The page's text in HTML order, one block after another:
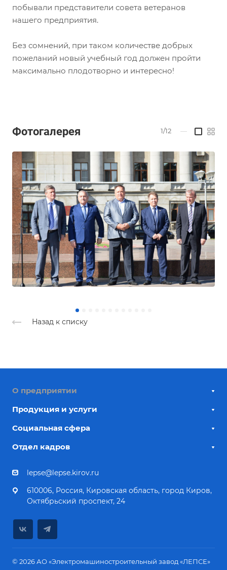
побывали представители совета ветеранов
нашего предприятия.
Без сомнений, при таком количестве добрых
пожеланий новый учебный год должен пройти
максимально плодотворно и интересно!
Фотогалерея 1/12 —
Назад к списку
О предприятии
Продукция и услуги
Социальная сфера
Отдел кадров
lepse@lepse.kirov.ru
610006, Россия, Кировская область, город Киров,
Октябрьский проспект, 24
© 2026 АО «Электромашиностроительный завод «ЛЕПСЕ»